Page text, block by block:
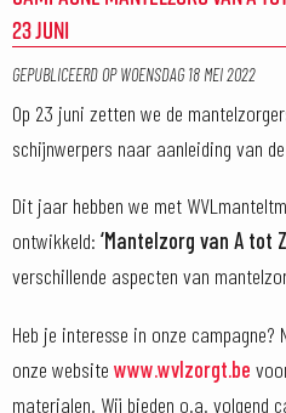
23 JUNI
GEPUBLICEERD OPWOENSDAG 18 MEI 2022
Op 23 juni zetten we de
schijnwerpers naar aanleiding van de
Dit jaar hebben we met
ontwikkeld: ‘Mantelzorg van A tot
verschillende aspecten van
Heb je interesse in onze campagne?
onze website www.wvlzorgt.be
materialen. Wij bieden o.a. volgend